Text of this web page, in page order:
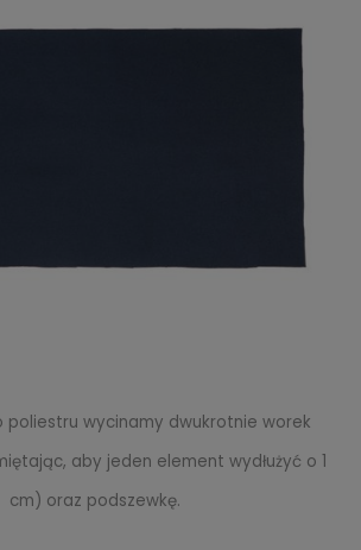
poliestru wycinamy dwukrotnie worek
aby jeden element wydłużyć o 1
cm) oraz podszewkę.